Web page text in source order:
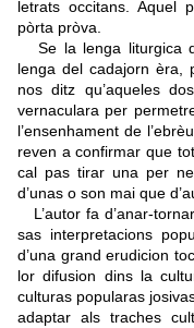
letrats occitans. Aquel
pòrta pròva.
Se la lenga liturgica
lenga del cadajorn èra,
nos ditz qu’aqueles
vernaculara per
l’ensenhament de
reven a confirmar que
cal pas tirar una per
d’unas o son mai que
L’autor fa d’anar-
sas interpretacions
d’una grand erudicion
lor difusion dins la
culturas popularas
adaptar als traches